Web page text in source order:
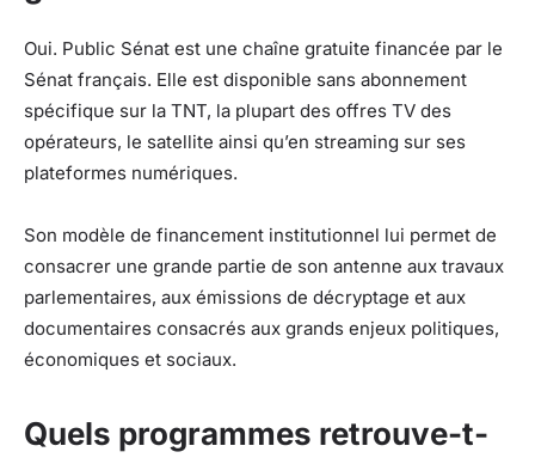
Oui. Public Sénat est une chaîne gratuite financée par le
Sénat français. Elle est disponible sans abonnement
spécifique sur la TNT, la plupart des offres TV des
opérateurs, le satellite ainsi qu’en streaming sur ses
plateformes numériques.
Son modèle de financement institutionnel lui permet de
consacrer une grande partie de son antenne aux travaux
parlementaires, aux émissions de décryptage et aux
documentaires consacrés aux grands enjeux politiques,
économiques et sociaux.
Quels programmes retrouve-t-